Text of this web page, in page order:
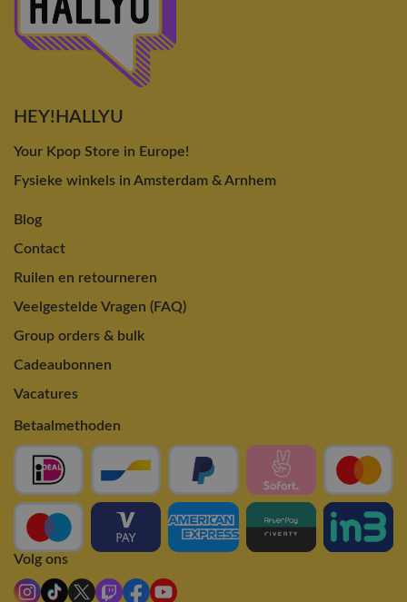
HEY!HALLYU
Your Kpop Store in Europe!
Fysieke winkels in Amsterdam & Arnhem
Blog
Contact
Ruilen en retourneren
Veelgestelde Vragen (FAQ)
Group orders & bulk
Cadeaubonnen
Vacatures
Betaalmethoden
Volg ons